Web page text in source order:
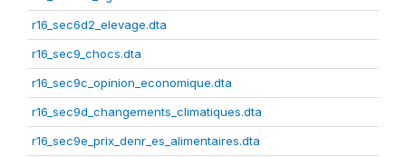
r16_sec6d2_elevage.dta
r16_sec9_chocs.dta
r16_sec9c_opinion_economique.dta
r16_sec9d_changements_climatiques.dta
r16_sec9e_prix_denr_es_alimentaires.dta